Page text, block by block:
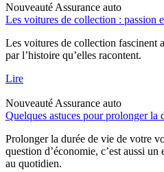
Nouveauté Assurance auto
Les voitures de collection : passion
Les voitures de collection fascinent
par l’histoire qu’elles racontent.
Lire
Nouveauté Assurance auto
Quelques astuces pour prolonger la
Prolonger la durée de vie de votre
question d’économie, c’est aussi
au quotidien.